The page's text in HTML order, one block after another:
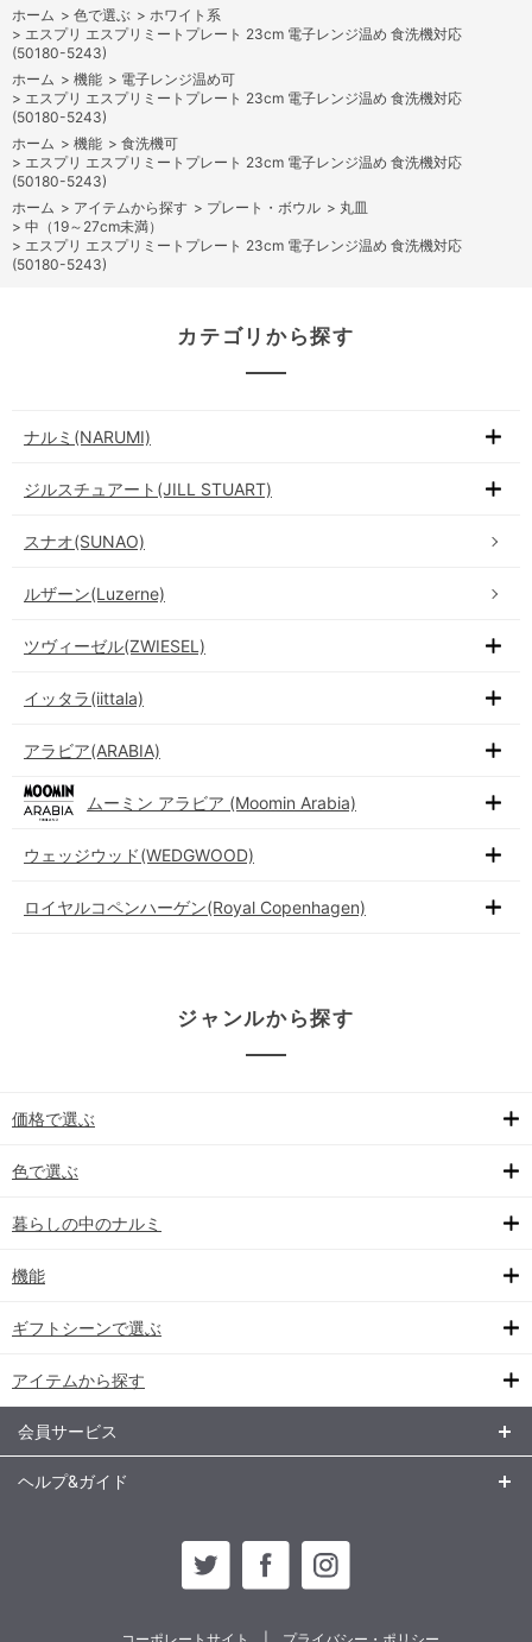
ホーム > 色で選ぶ > ホワイト系
> エスプリ エスプリミートプレート 23cm 電子レンジ温め 食洗機対応
(50180-5243)
ホーム > 機能 > 電子レンジ温め可
> エスプリ エスプリミートプレート 23cm 電子レンジ温め 食洗機対応
(50180-5243)
ホーム > 機能 > 食洗機可
> エスプリ エスプリミートプレート 23cm 電子レンジ温め 食洗機対応
(50180-5243)
ホーム > アイテムから探す > プレート・ボウル > 丸皿
> 中（19～27cm未満）
> エスプリ エスプリミートプレート 23cm 電子レンジ温め 食洗機対応
(50180-5243)
カテゴリから探す
ナルミ(NARUMI)
ジルスチュアート(JILL STUART)
スナオ(SUNAO)
ルザーン(Luzerne)
ツヴィーゼル(ZWIESEL)
イッタラ(iittala)
アラビア(ARABIA)
ムーミン アラビア (Moomin Arabia)
ウェッジウッド(WEDGWOOD)
ロイヤルコペンハーゲン(Royal Copenhagen)
ジャンルから探す
価格で選ぶ
色で選ぶ
暮らしの中のナルミ
機能
ギフトシーンで選ぶ
アイテムから探す
会員サービス
ヘルプ&ガイド